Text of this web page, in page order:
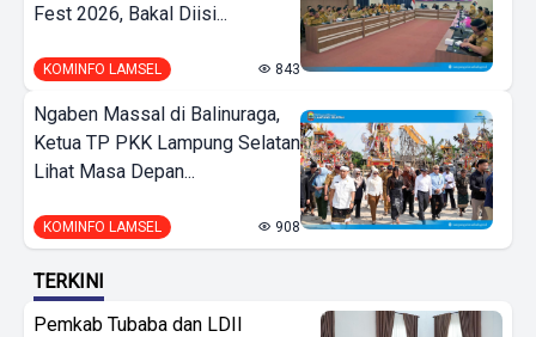
Fest 2026, Bakal Diisi...
KOMINFO LAMSEL 843
Ngaben Massal di Balinuraga,
Ketua TP PKK Lampung Selatan
Lihat Masa Depan...
KOMINFO LAMSEL 908
TERKINI
Pemkab Tubaba dan LDII